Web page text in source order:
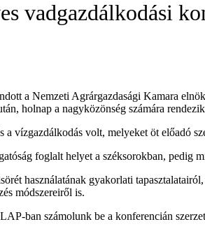
vadgazdálkodási
a Nemzeti Agrárgazdasági Kamara
holnap a nagyközönség számára
vízgazdálkodás volt, melyeket öt előadó
foglalt helyet a széksorokban,
használatának gyakorlati
módszereiről is.
ban számolunk be a konferencián